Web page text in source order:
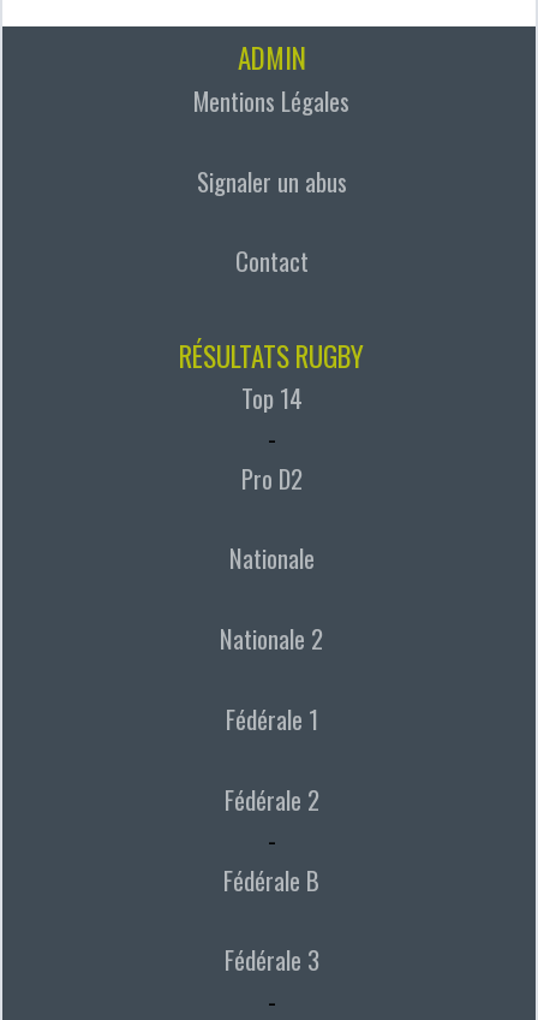
ADMIN
Mentions Légales
Signaler un abus
Contact
RÉSULTATS RUGBY
Top 14
-
Pro D2
Nationale
Nationale 2
Fédérale 1
Fédérale 2
-
Fédérale B
Fédérale 3
-